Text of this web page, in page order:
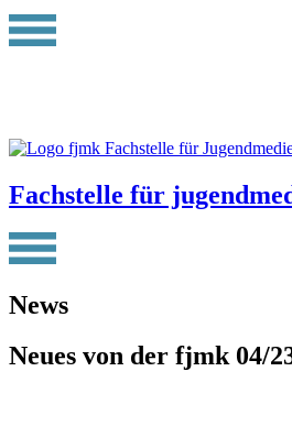
Fachstelle für
News
Neues von der fjmk 04/